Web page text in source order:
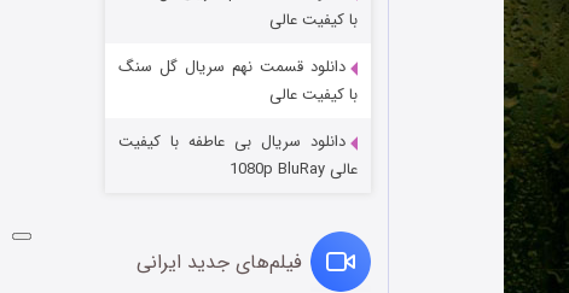
شکست استوارت در نجات جهان
قسمت ۷ (زیرنویس) منتشر شد
با کیفیت عالی
دانلود قسمت نهم سریال گل سنگ
با کیفیت عالی
دانلود سریال بی عاطفه با کیفیت
عالی 1080p BluRay
فیلم‌های جدید ایرانی